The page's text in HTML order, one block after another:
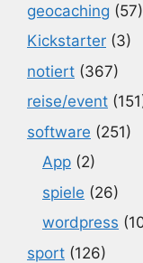
geocaching (57)
Kickstarter (3)
notiert (367)
reise/event
software (251)
App (2)
spiele (26)
wordpress
sport (126)